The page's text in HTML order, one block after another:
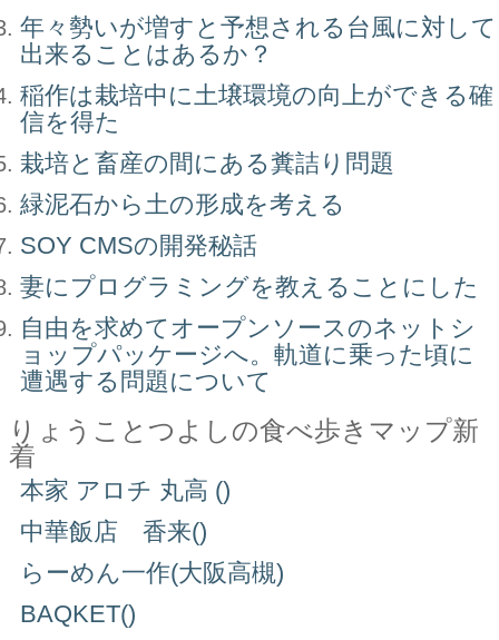
年々勢いが増すと予想される台風に対して
出来ることはあるか？
稲作は栽培中に土壌環境の向上ができる確
信を得た
栽培と畜産の間にある糞詰り問題
緑泥石から土の形成を考える
SOY CMSの開発秘話
妻にプログラミングを教えることにした
自由を求めてオープンソースのネットシ
ョップパッケージへ。軌道に乗った頃に
遭遇する問題について
りょうことつよしの食べ歩きマップ新
着
本家 アロチ 丸高 ()
中華飯店 香来()
らーめん一作(大阪高槻)
BAQKET()